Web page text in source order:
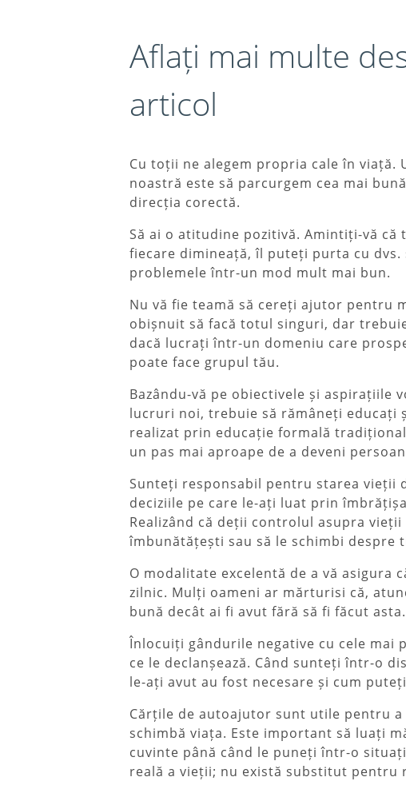
Aflați mai multe
articol
Cu toții ne alegem propria cale în
noastră este să parcurgem cea mai
direcția corectă.
Să ai o atitudine pozitivă. Amintiți-vă
fiecare dimineață, îl puteți purta cu
problemele într-un mod mult mai bun.
Nu vă fie teamă să cereți ajutor pentru
obișnuit să facă totul singuri, dar
dacă lucrați într-un domeniu care
poate face grupul tău.
Bazându-vă pe obiectivele și aspirațiile
lucruri noi, trebuie să rămâneți educați
realizat prin educație formală
un pas mai aproape de a deveni
Sunteți responsabil pentru starea vieții
deciziile pe care le-ați luat prin
Realizând că deții controlul asupra
îmbunătățești sau să le schimbi despre
O modalitate excelentă de a vă asigura
zilnic. Mulți oameni ar mărturisi că,
bună decât ai fi avut fără să fi făcut
Înlocuiți gândurile negative cu cele mai
ce le declanșează. Când sunteți într-o
le-ați avut au fost necesare și cum
Cărțile de autoajutor sunt utile pentru
schimbă viața. Este important să luați
cuvinte până când le puneți într-o
reală a vieții; nu există substitut pentru